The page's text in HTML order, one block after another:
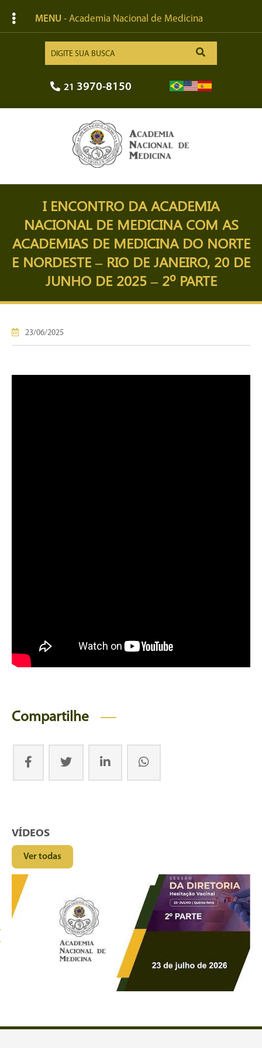
MENU - Academia Nacional de Medicina
21 3970-8150
I ENCONTRO DA ACADEMIA
NACIONAL DE MEDICINA COM AS
ACADEMIAS DE MEDICINA DO NORTE
E NORDESTE – RIO DE JANEIRO, 20 DE
JUNHO DE 2025 – 2º PARTE
23/06/2025
Compartilhe
VÍDEOS
Ver todas